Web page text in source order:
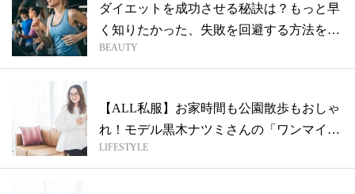
ダイエットを成功させる秘訣は？もっと早
く知りたかった、失敗を回避する方法を徹
底解...
BEAUTY
【ALL私服】お家時間も公園散歩もおしゃ
れ！モデル黒木ナツミさんの「ワンマイル
ウ...
LIFESTYLE